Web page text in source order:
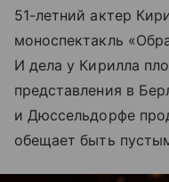
51-летний актер
моноспектакль
И дела у Кирилла
представления в
и Дюссельдорфе
обещает быть